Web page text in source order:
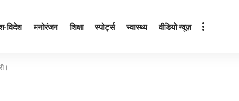
विदेश मनोरंजन शिक्षा स्पोर्ट्स स्वास्थ्य वीडियो न्यूज़